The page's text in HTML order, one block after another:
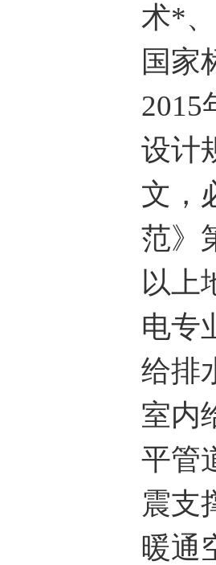
术*
国家
2015
设计
文，
范》
以上
电专
给排
室内
平管
震支
暖通